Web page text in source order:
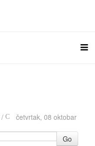
/
četvrtak, 08 oktobar
Go